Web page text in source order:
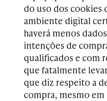
do uso dos cookies
ambiente digital
haverá menos
intenções de
qualificados e com
que fatalmente
que diz respeito a
compra, mesmo